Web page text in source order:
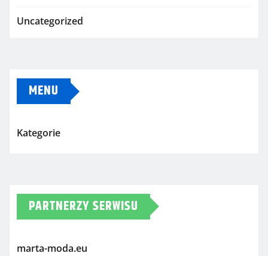
Uncategorized
MENU
Kategorie
PARTNERZY SERWISU
marta-moda.eu